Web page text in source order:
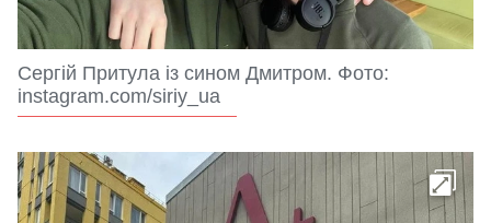
Сергій Притула із сином Дмитром. Фото:
instagram.com/siriy_ua